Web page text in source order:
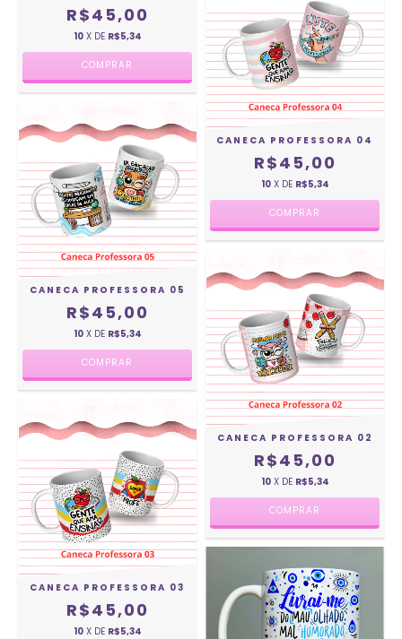
R$45,00
10 X DE R$5,34
CANECA PROFESSORA 05
R$45,00
10 X DE R$5,34
CANECA PROFESSORA 04
R$45,00
10 X DE R$5,34
CANECA PROFESSORA 03
R$45,00
10 X DE R$5,34
CANECA PROFESSORA 02
R$45,00
10 X DE R$5,34